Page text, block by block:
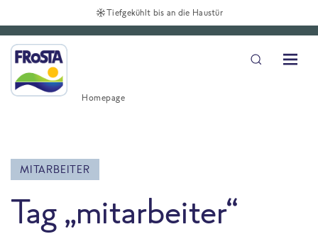
Tiefgekühlt bis an die Haustür
Homepage
MITARBEITER
Tag „mitarbeiter“